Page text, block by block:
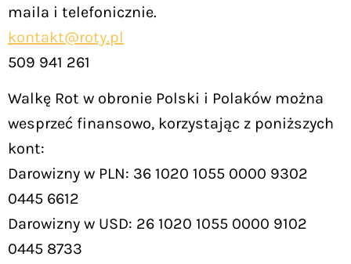
maila i telefonicznie.
kontakt@roty.pl
509 941 261
Walkę Rot w obronie Polski i Polaków można
wesprzeć finansowo, korzystając z poniższych
kont:
Darowizny w PLN: 36 1020 1055 0000 9302
0445 6612
Darowizny w USD: 26 1020 1055 0000 9102
0445 8733